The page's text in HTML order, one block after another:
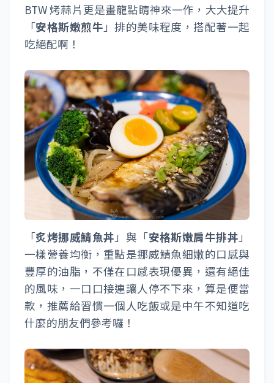
BTW 烤蒜片更是畫龍點睛神來一作，大大提升
「安格斯嫩煎牛 」排的美味程度，搭配著一起
吃絕配啊！
「炙烤挪威鯖魚丼 」與「安格斯嫩肩牛排丼 」
一樣營養均衡，重點是挪威鯖魚細嫩的口感與
豐厚的油脂，不僅在口感表現優異，還有絕佳
的風味，一口口接連讓人停不下來，算是便當
款，推薦給習慣一個人吃飯或是中午不知道吃
什麼的朋友們參考囉！